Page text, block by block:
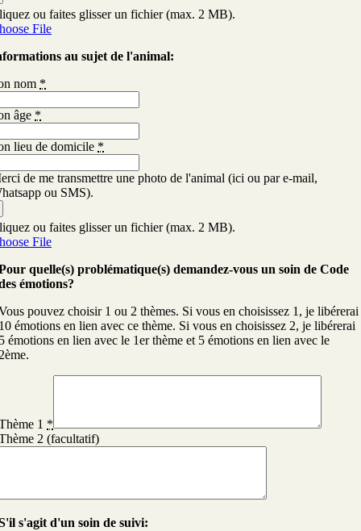
ou faites glisser un fichier (max. 2 MB).
File
au sujet de l'animal:
nom *
âge *
lieu de domicile *
de me transmettre une photo de l'animal (ici ou par e-mail,
ou SMS).
ou faites glisser un fichier (max. 2 MB).
File
quelle(s) problématique(s) demandez-vous un soin de Code
émotions?
pouvez choisir 1 ou 2 thèmes. Si vous en choisissez 1, je libérerai
émotions en lien avec ce thème. Si vous en choisissez 2, je libérerai
émotions en lien avec le 1er thème et 5 émotions en lien avec le
1 *
2 (facultatif)
s'agit d'un soin de suivi: